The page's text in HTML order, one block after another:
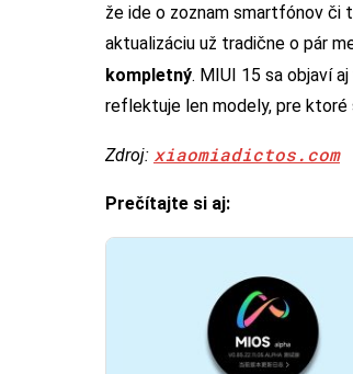
že ide o zoznam smartfónov či
aktualizáciu už tradične o pár
kompletný. MIUI 15 sa objaví
reflektuje len modely, pre ktoré
Zdroj: xiaomiadictos.com
Prečítajte si aj: